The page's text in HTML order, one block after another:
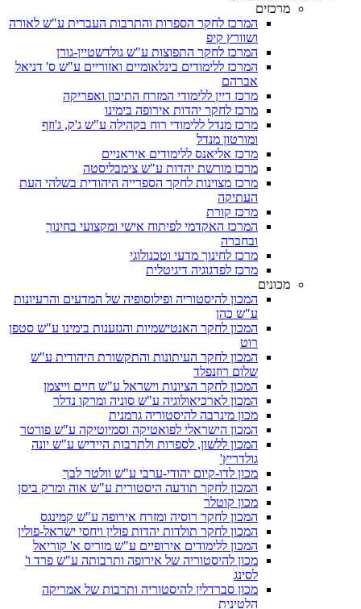
מרכזים
המרכז לחקר הספרות והתרבות העברית ע"ש לאורה
ושוורץ קיפ
המרכז לחקר התפוצות ע"ש גולדשטיין-גורן
המרכז ללימודים בינלאומיים ואזוריים ע"ש ס' דניאל
אברהם
מרכז דיין ללימודי המזרח התיכון ואפריקה
מרכז לחקר יהדות אירופה בימינו
מרכז מנדל ללימודי רוח בקהילה ע"ש ג'ק, ג'וזף
ומורטון מנדל
מרכז אליאנס ללימודים איראניים
מרכז מורשת יהדות ע"ש צימבליסטה
מרכז מצוינות לחקר הספרייה היהודית בשלהי העת
העתיקה
מרכז קורת
המרכז האקדמי לפיתוח אישי ומקצועי בחינוך
ובחברה
מרכז לחינוך מדעי וטכנולוגי
מרכז לפדגוגיה דיגיטלית
מכונים
המכון להיסטוריה ופילוסופיה של המדעים והרעיונות
ע"ש כהן
המכון לחקר האנטישמיות והגזענות בימינו ע"ש סטפן
רוט
המכון לחקר העיתונות והתקשורת היהודית ע"ש
שלום רוזנפלד
המכון לחקר הציונות וישראל ע"ש חיים וייצמן
המכון לארכיאולוגיה ע"ש סוניה ומרקו נדלר
מכון מינרבה להיסטוריה גרמנית
המכון הישראלי לפואטיקה וסמיוטיקה ע"ש פורטר
המכון ללשון, לספרות ולתרבות היידיש ע"ש יונה
גולדריץ'
מכון לדו-קיום יהודי-ערבי ע"ש וולטר לבך
המכון לחקר תודעה היסטורית ע"ש אוה ומרק ביסן
מכון קוטלר
המכון לחקר רוסיה ומזרח אירופה ע"ש קמינגס
המכון לחקר תולדות יהדות פולין ויחסי ישראל-פולין
המכון ללימודים אירופיים ע"ש מוריס א' קוריאל
מכון להיסטוריה של אירופה ותרבותה ע"ש פרד ו'
לסינג
מכון סברדלין להיסטוריה ותרבות של אמריקה
הלטינית